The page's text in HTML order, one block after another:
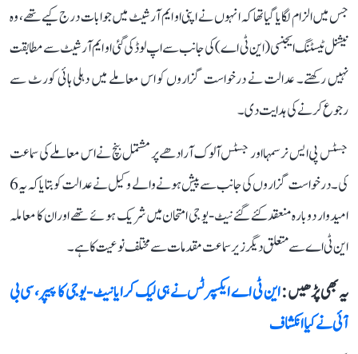
جس میں الزام لگایا گیا تھا کہ انہوں نے اپنی او ایم آر شیٹ میں جوابات درج کیے تھے، وہ
نیشنل ٹیسٹنگ ایجنسی (این ٹی اے) کی جانب سے اپ لوڈ کی گئی او ایم آر شیٹ سے مطابقت
نہیں رکھتے۔ عدالت نے درخواست گزاروں کو اس معاملے میں دہلی ہائی کورٹ سے
رجوع کرنے کی ہدایت دی۔
جسٹس پی ایس نرسمہا اور جسٹس آلوک آرادھے پر مشتمل بنچ نے اس معاملے کی سماعت
کی۔ درخواست گزاروں کی جانب سے پیش ہونے والے وکیل نے عدالت کو بتایا کہ یہ 6
امیدوار دوبارہ منعقد کئے گئے نیٹ-یو جی امتحان میں شریک ہوئے تھے اور ان کا معاملہ
این ٹی اے سے متعلق دیگر زیر سماعت مقدمات سے مختلف نوعیت کا ہے۔
یہ بھی پڑھیں :این ٹی اے ایکسپرٹس نے ہی لیک کرایا نیٹ-یوجی کا پیپر، سی بی
آئی نے کیا انکشاف